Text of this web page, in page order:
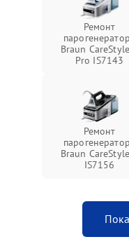
Ремонт
Braun
Pro IS7143
Ремонт
Braun
IS7156